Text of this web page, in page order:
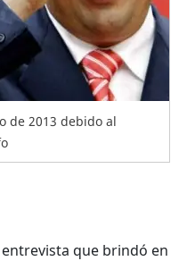
de 2013 debido al
entrevista que brindó en